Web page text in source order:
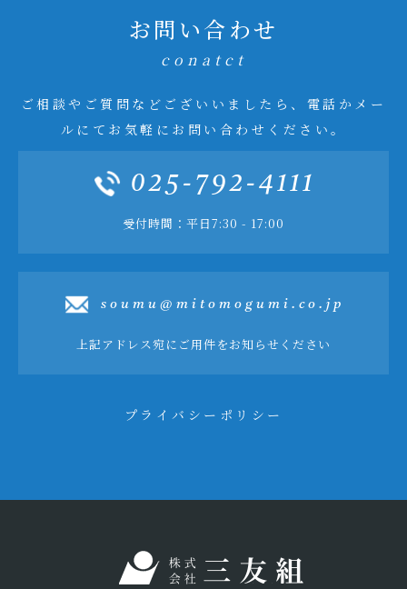
お問い合わせ
conatct
ご相談やご質問などございいましたら、電話かメー
ルにてお気軽にお問い合わせください。
025-792-4111
受付時間：平日7:30 - 17:00
soumu@mitomogumi.co.jp
上記アドレス宛にご用件をお知らせください
プライバシーポリシー